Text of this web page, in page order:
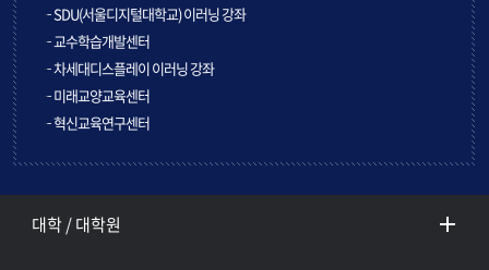
SDU(서울디지털대학교) 이러닝 강좌
교수학습개발센터
차세대디스플레이 이러닝 강좌
미래교양교육센터
혁신교육연구센터
대학 / 대학원